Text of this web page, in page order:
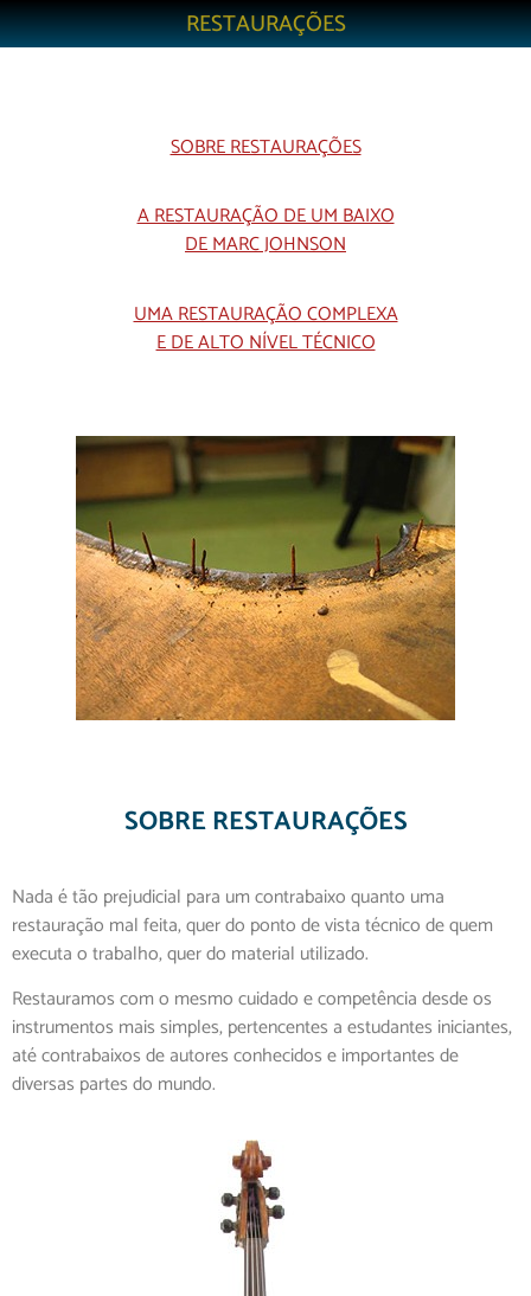
RESTAURAÇÕES
SOBRE RESTAURAÇÕES
A RESTAURAÇÃO DE UM BAIXO
DE MARC JOHNSON
UMA RESTAURAÇÃO COMPLEXA
E DE ALTO NÍVEL TÉCNICO
SOBRE RESTAURAÇÕES
Nada é tão prejudicial para um contrabaixo quanto uma
restauração mal feita, quer do ponto de vista técnico de quem
executa o trabalho, quer do material utilizado.
Restauramos com o mesmo cuidado e competência desde os
instrumentos mais simples, pertencentes a estudantes iniciantes,
até contrabaixos de autores conhecidos e importantes de
diversas partes do mundo.